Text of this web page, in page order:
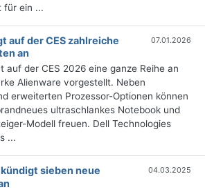
für ein ...
auf der CES zahlreiche
an
07.01.2026
auf der CES 2026 eine ganze Reihe an
Alienware vorgestellt. Neben
erweiterten Prozessor-Optionen können
ultraschlankes Notebook und
Modell freuen. Dell Technologies
...
sieben neue
04.03.2025